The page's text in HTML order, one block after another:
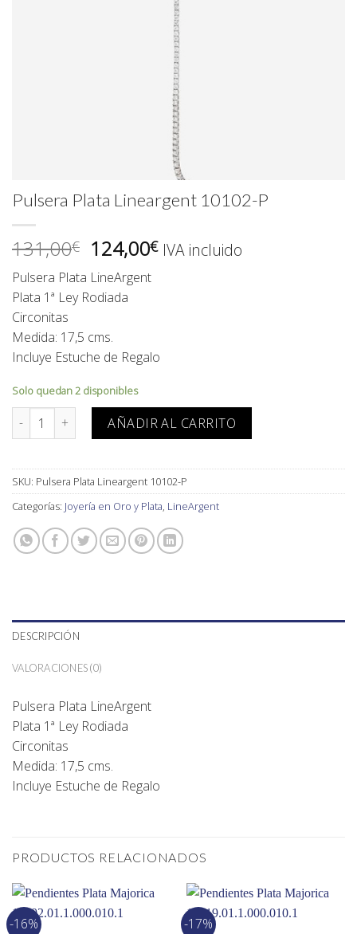
Pulsera Plata Lineargent 10102-P
131,00€ El
precio
original
era:
124,00€ElIVA incluido
Pulsera Plata LineArgent
Plata 1ª Ley Rodiada
Circonitas
Medida: 17,5 cms.
Incluye Estuche de Regalo
Solo quedan 2 disponibles
Pulsera Plata Lineargent 10102-P cantidad
AÑADIR AL CARRITO
SKU: Pulsera Plata Lineargent 10102-P
Categorías: Joyería en Oro y Plata LineArgent
DESCRIPCIÓN
VALORACIONES (0)
Pulsera Plata LineArgent
Plata 1ª Ley Rodiada
Circonitas
Medida: 17,5 cms.
Incluye Estuche de Regalo
PRODUCTOS RELACIONADOS
-16% -17%